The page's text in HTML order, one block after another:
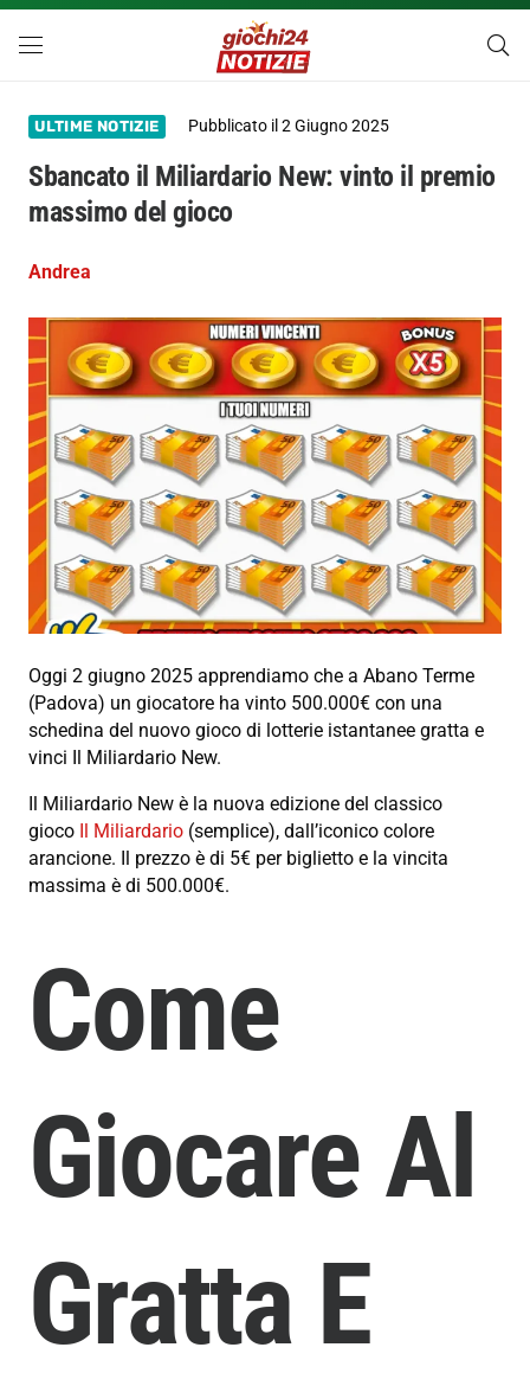
ULTIME NOTIZIE Pubblicato il2 Giugno 2025
Sbancato il Miliardario New: vinto il premio
massimo del gioco
Andrea
Oggi 2 giugno 2025 apprendiamo che a Abano Terme
(Padova) un giocatore ha vinto 500.000€ con una
schedina del nuovo gioco di lotterie istantanee gratta e
vinci Il Miliardario New.
Il Miliardario New è la nuova edizione del classico
gioco Il Miliardario (semplice), dall’iconico colore
arancione. Il prezzo è di 5€ per biglietto e la vincita
massima è di 500.000€.
Come
Giocare Al
Gratta E